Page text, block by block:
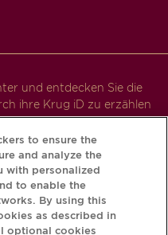
und entdecken Sie die
ihre Krug iD zu erzählen
to ensure the
and analyze the
with personalized
to enable the
By using this
as described in
optional cookies